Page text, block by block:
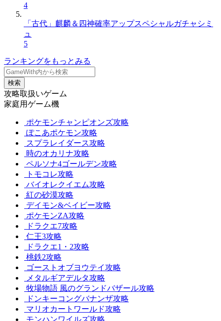
4
「古代」麒麟＆四神確率アップスペシャルガチャシミ
ュ
5
ランキングをもっとみる
検索
攻略取扱いゲーム
家庭用ゲーム機
ポケモンチャンピオンズ攻略
ぽこあポケモン攻略
スプラレイダース攻略
時のオカリナ攻略
ペルソナ4ゴールデン攻略
トモコレ攻略
バイオレクイエム攻略
紅の砂漠攻略
デイモン&ベイビー攻略
ポケモンZA攻略
ドラクエ7攻略
仁王3攻略
ドラクエ1・2攻略
桃鉄2攻略
ゴーストオブヨウテイ攻略
メタルギアデルタ攻略
牧場物語 風のグランドバザール攻略
ドンキーコングバナンザ攻略
マリオカートワールド攻略
モンハンワイルズ攻略